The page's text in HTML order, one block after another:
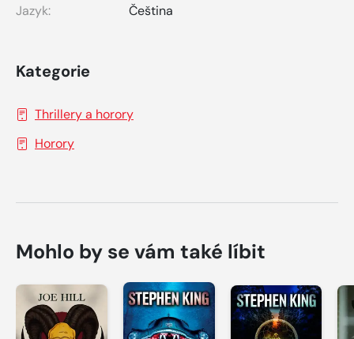
Jazyk:
Čeština
Kategorie
Thrillery a horory
Horory
Mohlo by se vám také líbit